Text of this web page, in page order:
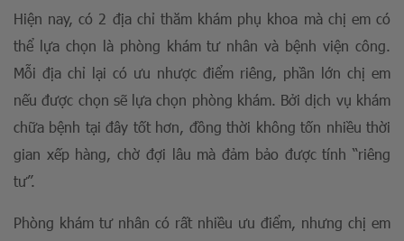
Hiện nay, có 2 địa chỉ thăm khám phụ khoa mà chị em có
thể lựa chọn là phòng khám tư nhân và bệnh viện công.
Mỗi địa chỉ lại có ưu nhược điểm riêng, phần lớn chị em
nếu được chọn sẽ lựa chọn phòng khám. Bởi dịch vụ khám
chữa bệnh tại đây tốt hơn, đồng thời không tốn nhiều thời
gian xếp hàng, chờ đợi lâu mà đảm bảo được tính “riêng
tư”.
Phòng khám tư nhân có rất nhiều ưu điểm, nhưng chị em